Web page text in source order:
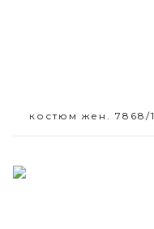
костюм жен. 7868/1